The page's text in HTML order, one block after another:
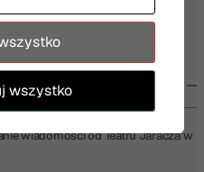
wiadomości od Teatru Jaracza w
wszystko